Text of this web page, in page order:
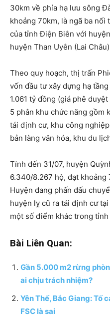
30km về phía hạ lưu sông
khoảng 70km, là ngã ba nối
của tỉnh Điện Biên với
huyện Than Uyên (Lai
Theo quy hoạch, thị trấn
vốn đầu tư xây dựng hạ
1.061 tỷ đồng (giá phê
5 phân khu chức năng gồm
tái định cư, khu công
bản làng văn hóa, khu du
Tính đến 31/07, huyện
6.340/8.267 hộ, đạt khoảng
Huyện đang phấn đấu
huyện lỵ cũ ra tái định cư
một số điểm khác trong
Bài Liên Quan:
Gần 5.000 m2 rừng
ai chịu trách nhiệm?
Yên Thế, Bắc Giang: Tố
FSC là sai